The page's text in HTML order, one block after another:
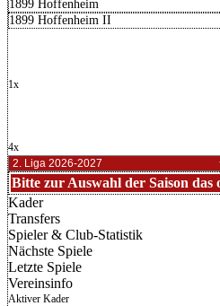
1899 Hoffenheim
1899 Hoffenheim II
1x
4x
Bitte zur Auswahl der Saison das
Kader
Transfers
Spieler & Club-Statistik
Nächste Spiele
Letzte Spiele
Vereinsinfo
Aktiver Kader